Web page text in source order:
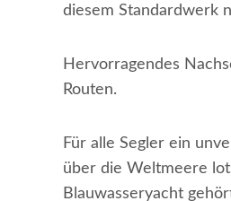
diesem Standardwerk
Hervorragendes
Routen.
Für alle Segler ein
über die Weltmeere
Blauwasseryacht